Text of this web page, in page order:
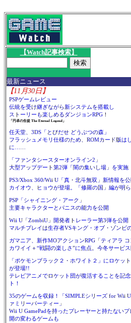
【Watch記事検索】
最新ニュース
【11月30日】
PSPゲームレビュー
伝統を受け継ぎながら新システムを搭載し
ストーリーも楽しめるダンジョンRPG！
「円卓の生徒 The Eternal Legend」
任天堂、3DS「とびだせ どうぶつの森」
フラッシュメモリ仕様のため、ROMカード版は
に……
「ファンタシースターオンライン2」
大型アップデート第2弾「闇の集いし場」を実施
PS3/Xbox 360/Wii U「真・北斗無双」新情報を公
カイオウ、ヒョウが登場。「修羅の国」編が明
PSP「シャイニング・アーク」
主要キャラクターとパニスの能力を公開
Wii U「ZombiU」開発者トレーラー第3弾を公開
マルチプレイは生存者VSキング・オブ・ゾンビ
ガマニア、新作MOアクションRPG「ティアラ コ
カワイイ＋“戦闘の楽しさ”に焦点。今冬サービ
「ポケモンブラック２・ホワイト２」にロケッ
が登場!!
テレビアニメでロケット団が復活することを記
ト！
35のゲームを収録！「SIMPLEシリーズ for Wii
ァミリーパーティー」
Wii U GamePadを持ったプレーヤーと持たない
開の変わるゲームも